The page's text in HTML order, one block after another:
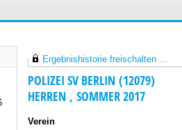
Ergebnishistorie freischalten ...
POLIZEI SV BERLIN (12079)
HERREN , SOMMER 2017
Verein